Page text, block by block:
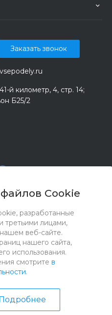
Cookie
разработанные
третьими лицами,
веб-сайте.
нашего сайта,
использования.
смотрите в
.
й километр, 4, стр. 14;
Б25/2
Заказать звонок
41", Все права